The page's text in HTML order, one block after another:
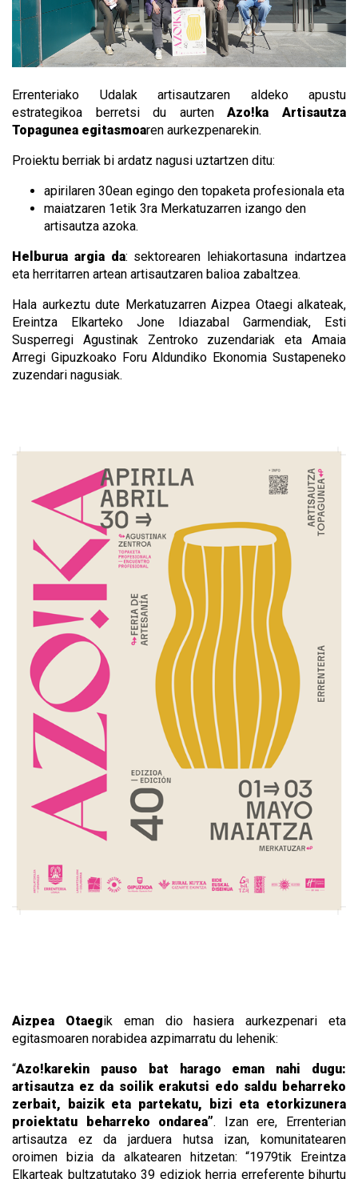
Errenteriako Udalak artisautzaren aldeko apustu
estrategikoa berretsi du aurtenAzo!ka Artisautza
Topagunea egitasmoaren aurkezpenarekin.
Proiektu berriak bi ardatz nagusi uztartzen ditu:
apirilaren 30ean egingo den topaketa profesionala eta
maiatzaren 1etik 3ra Merkatuzarren izango den
artisautza azoka.
Helburua argia da: sektorearen lehiakortasuna indartzea
eta herritarren artean artisautzaren balioa zabaltzea.
Hala aurkeztu dute Merkatuzarren Aizpea Otaegi alkateak,
Ereintza Elkarteko Jone Idiazabal Garmendiak, Esti
Susperregi Agustinak Zentroko zuzendariak eta Amaia
Arregi Gipuzkoako Foru Aldundiko Ekonomia Sustapeneko
zuzendari nagusiak.
Aizpea Otaegik eman dio hasiera aurkezpenari eta
egitasmoaren norabidea azpimarratu du lehenik:
“Azo!karekin pauso bat harago eman nahi dugu:
artisautza ez da soilik erakutsi edo saldu beharreko
zerbait, baizik eta partekatu, bizi eta etorkizunera
proiektatu beharreko ondarea”. Izan ere, Errenterian
artisautza ez da jarduera hutsa izan, komunitatearen
oroimen bizia da alkatearen hitzetan: “1979tik Ereintza
Elkarteak bultzatutako 39 ediziok herria erreferente bihurtu